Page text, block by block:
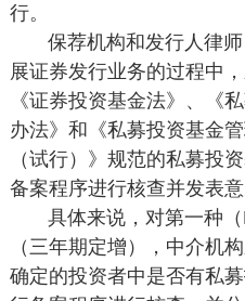
行。
保荐机构和发行人律
展证券发行业务的过程中
《证券投资基金法》、《
办法》和《私募投资基金
（试行）》规范的私募投
备案程序进行核查并发表意
具体来说，对第一种
（三年期定增），中介机
确定的投资者中是否有私